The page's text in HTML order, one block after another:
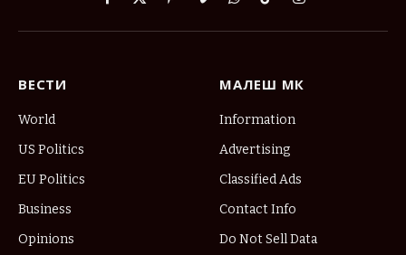
Facebook
X
PinterestVimeoWhatsApp
TikTokInstagram
ВЕСТИ
World
US Politics
EU Politics
Business
Opinions
МАЛЕШ МК
Information
Advertising
Classified Ads
Contact Info
Do Not Sell Data